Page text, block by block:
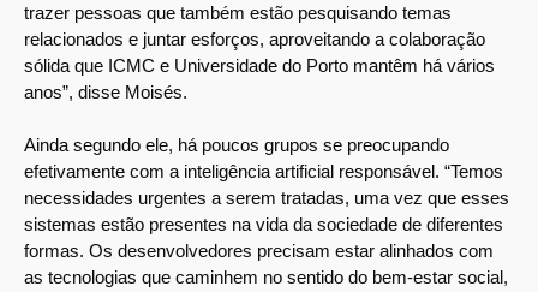
trazer pessoas que também estão pesquisando temas
relacionados e juntar esforços, aproveitando a colaboração
sólida que ICMC e Universidade do Porto mantêm há vários
anos”, disse Moisés.
Ainda segundo ele, há poucos grupos se preocupando
efetivamente com a inteligência artificial responsável. “Temos
necessidades urgentes a serem tratadas, uma vez que esses
sistemas estão presentes na vida da sociedade de diferentes
formas. Os desenvolvedores precisam estar alinhados com
as tecnologias que caminhem no sentido do bem-estar social,